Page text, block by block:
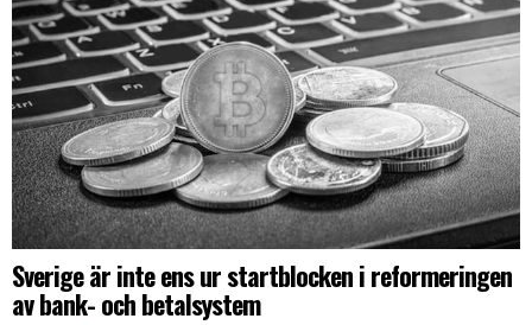
Sverige är inte ens ur startblocken i reformeringen
av bank- och betalsystem